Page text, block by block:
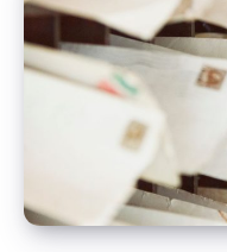
avec
Anaxago